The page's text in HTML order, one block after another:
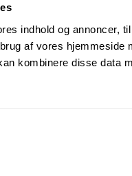
indhold og annoncer,
af vores
kombinere disse data